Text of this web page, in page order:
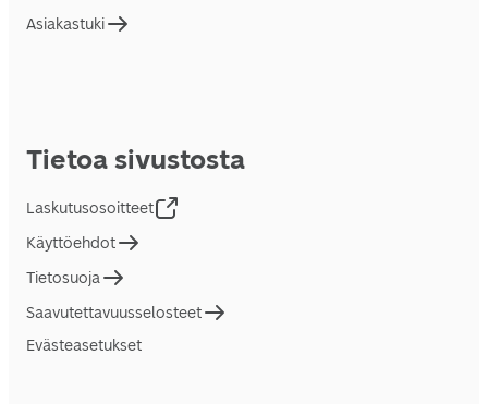
Asiakastuki
Tietoa sivustosta
Laskutusosoitteet
Käyttöehdot
Tietosuoja
Saavutettavuusselosteet
Evästeasetukset